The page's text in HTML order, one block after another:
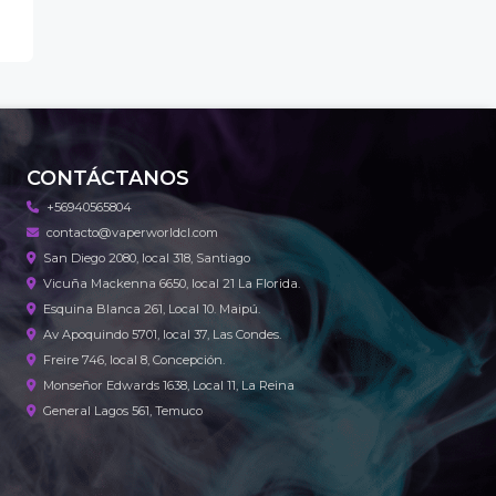
CONTÁCTANOS
+56940565804
contacto@vaperworldcl.com
San Diego 2080, local 318, Santiago
Vicuña Mackenna 6650, local 21 La Florida.
Esquina Blanca 261, Local 10. Maipú.
Av Apoquindo 5701, local 37, Las Condes.
Freire 746, local 8, Concepción.
Monseñor Edwards 1638, Local 11, La Reina
General Lagos 561, Temuco